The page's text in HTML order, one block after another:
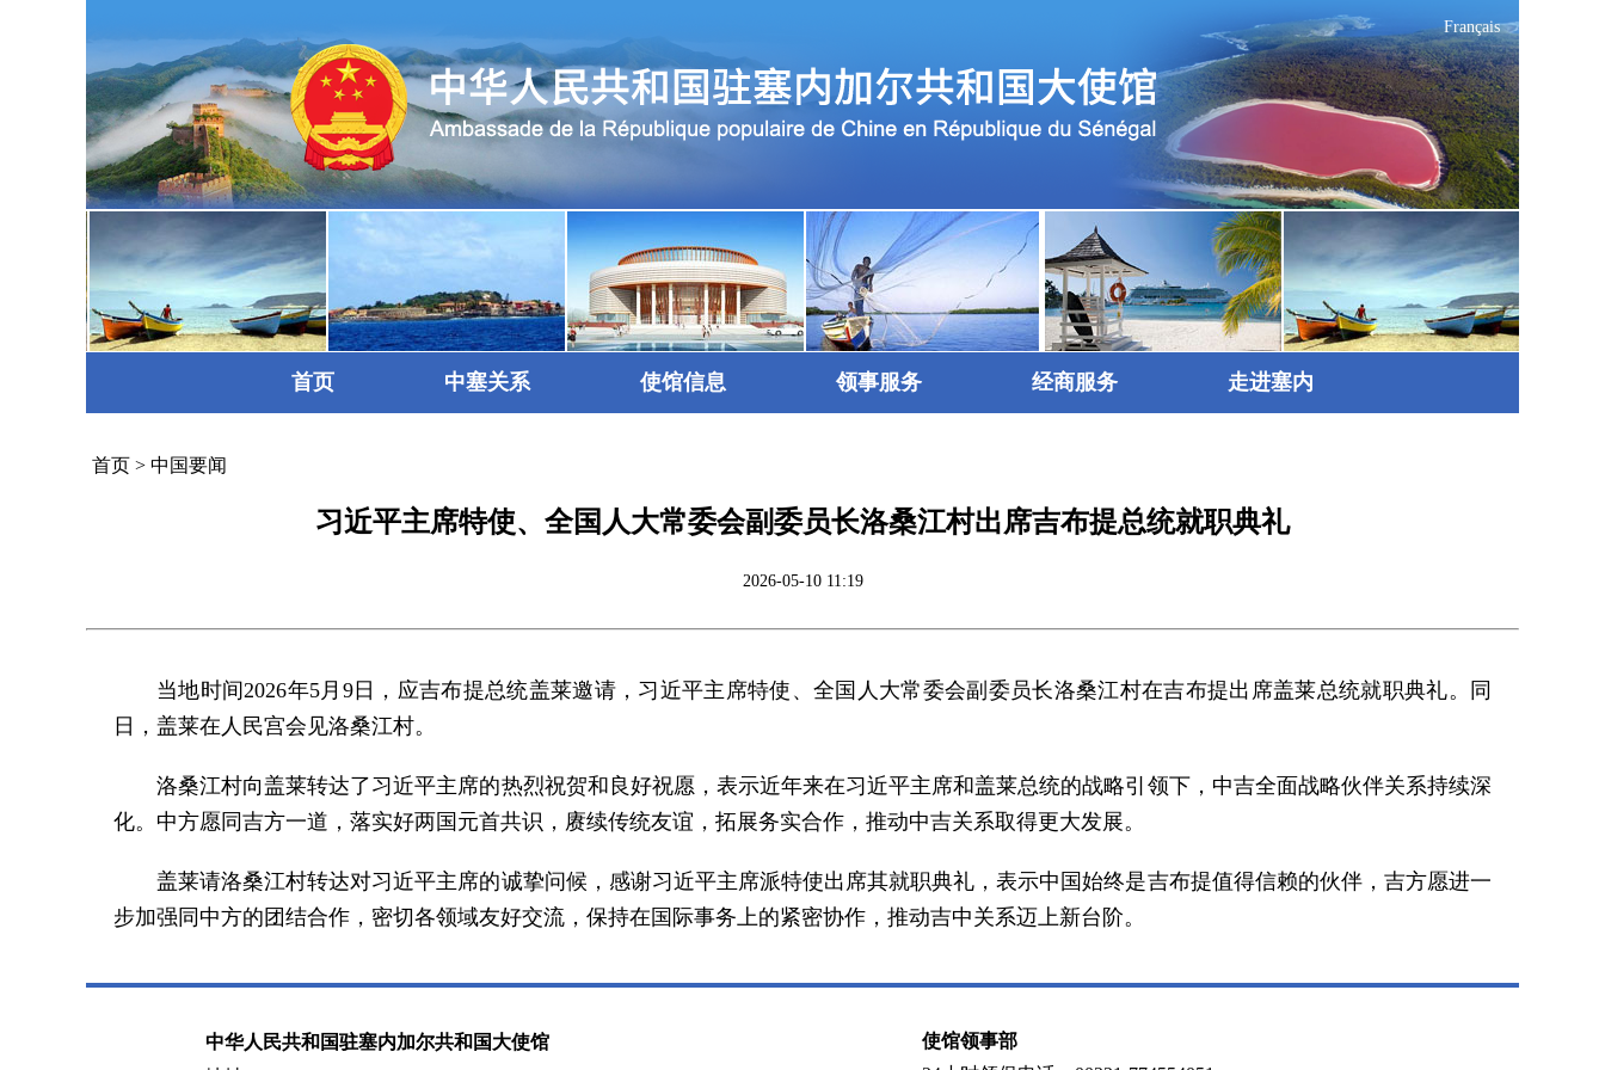
Français
首页 中塞关系 使馆信息 领事服务 经商服务 走进塞内
首页 > 中国要闻
习近平主席特使、全国人大常委会副委员长洛桑江村出席吉布提总统就职典礼
2026-05-10 11:19
当地时间2026年5月9日，应吉布提总统盖莱邀请，习近平主席特使、全国人大常委会副委员长洛桑江村在吉布提出席盖莱总统就职典礼。同
日，盖莱在人民宫会见洛桑江村。
洛桑江村向盖莱转达了习近平主席的热烈祝贺和良好祝愿，表示近年来在习近平主席和盖莱总统的战略引领下，中吉全面战略伙伴关系持续深
化。中方愿同吉方一道，落实好两国元首共识，赓续传统友谊，拓展务实合作，推动中吉关系取得更大发展。
盖莱请洛桑江村转达对习近平主席的诚挚问候，感谢习近平主席派特使出席其就职典礼，表示中国始终是吉布提值得信赖的伙伴，吉方愿进一
步加强同中方的团结合作，密切各领域友好交流，保持在国际事务上的紧密协作，推动吉中关系迈上新台阶。
中华人民共和国驻塞内加尔共和国大使馆
使馆领事部